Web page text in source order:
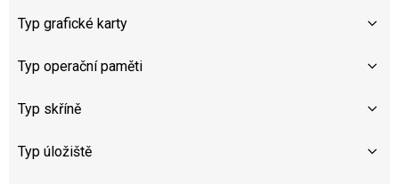
Typ grafické karty
Typ operační paměti
Typ skříně
Typ úložiště